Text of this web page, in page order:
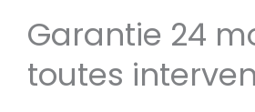
Garantie 24
toutes